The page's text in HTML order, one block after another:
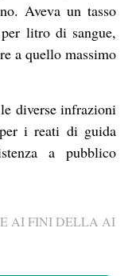
Aveva un tasso
litro di sangue,
a quello massimo
diverse infrazioni
i reati di guida
a pubblico
AI FINI DELLA AI